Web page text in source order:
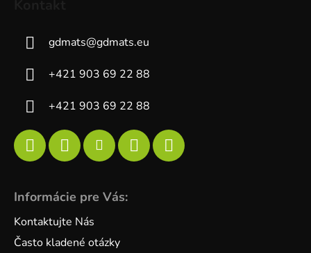
gdmats@gdmats.eu
+421 903 69 22 88
+421 903 69 22 88
Informácie pre Vás:
Kontaktujte Nás
Často kladené otázky